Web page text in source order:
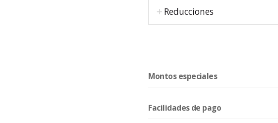
Reducciones
Montos especiales
Facilidades de pago